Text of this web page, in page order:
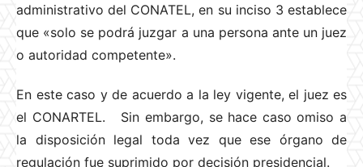
administrativo del CONATEL, en su inciso 3 establece
que «solo se podrá juzgar a una persona ante un juez
o autoridad competente».
En este caso y de acuerdo a la ley vigente, el juez es
el CONARTEL. Sin embargo, se hace caso omiso a
la disposición legal toda vez que ese órgano de
regulación fue suprimido por decisión presidencial.